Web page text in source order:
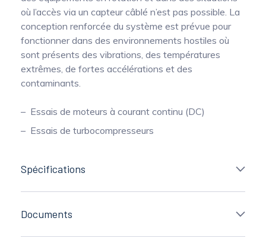
où l’accès via un capteur câblé n’est pas possible. La
conception renforcée du système est prévue pour
fonctionner dans des environnements hostiles où
sont présents des vibrations, des températures
extrêmes, de fortes accélérations et des
contaminants.
Essais de moteurs à courant continu (DC)
Essais de turbocompresseurs
Spécifications
Documents